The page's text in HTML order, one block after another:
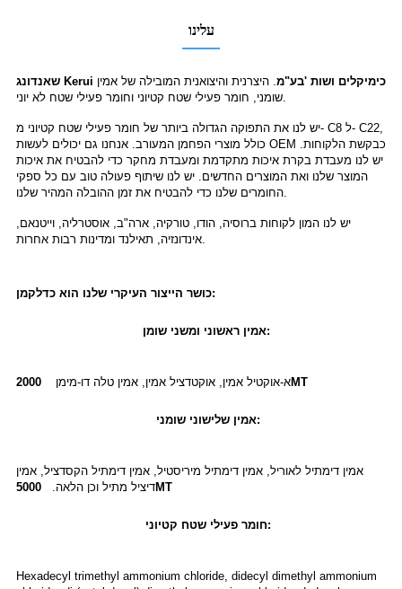
עלינו
שאנדונג Kerui כימיקלים ושות 'בע"מ. היצרנית והיצואנית המובילה של אמין
שומני, חומר פעילי שטח קטיוני וחומר פעילי שטח לא יוני.
יש לנו את התפוקה הגדולה ביותר של חומר פעילי שטח קטיוני מ- C8 ל- C22,
כולל מוצרי הפחמן המעורב. אנחנו גם יכולים לעשות OEM כבקשת הלקוחות.
יש לנו מעבדת בקרת איכות מתקדמת ומעבדת מחקר כדי להבטיח את איכות
המוצר שלנו ואת המוצרים החדשים. יש לנו שיתוף פעולה טוב עם כל ספקי
החומרים שלנו כדי להבטיח את זמן ההובלה המהיר שלנו.
יש לנו המון לקוחות ברוסיה, הודו, טורקיה, ארה"ב, אוסטרליה, וייטנאם,
אינדונזיה, תאילנד ומדינות רבות אחרות.
כושר הייצור העיקרי שלנו הוא כדלקמן:
אמין ראשוני ומשני שומן:
א-אוקטיל אמין, אוקטדציל אמין, אמין טלה דו-מימן2000MT
אמין שלישוני שומני:
אמין דימתיל לאוריל, אמין דימתיל מיריסטיל, אמין דימתיל הקסדציל, אמין
דיציל מתיל וכן הלאה.5000MT
חומר פעילי שטח קטיוני:
Hexadecyl trimethyl ammonium chloride, didecyl dimethyl ammonium